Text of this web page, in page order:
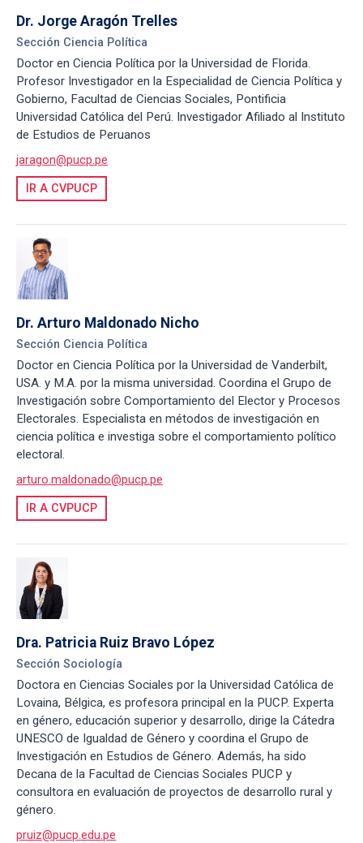
Dr. Jorge Aragón Trelles
Sección Ciencia Política
Doctor en Ciencia Política por la Universidad de Florida.
Profesor Investigador en la Especialidad de Ciencia Política y
Gobierno, Facultad de Ciencias Sociales, Pontificia
Universidad Católica del Perú. Investigador Afiliado al Instituto
de Estudios de Peruanos
jaragon@pucp.pe
IR A CVPUCP
Dr. Arturo Maldonado Nicho
Sección Ciencia Política
Doctor en Ciencia Política por la Universidad de Vanderbilt,
USA. y M.A. por la misma universidad. Coordina el Grupo de
Investigación sobre Comportamiento del Elector y Procesos
Electorales. Especialista en métodos de investigación en
ciencia política e investiga sobre el comportamiento político
electoral.
arturo.maldonado@pucp.pe
IR A CVPUCP
Dra. Patricia Ruiz Bravo López
Sección Sociología
Doctora en Ciencias Sociales por la Universidad Católica de
Lovaina, Bélgica, es profesora principal en la PUCP. Experta
en género, educación superior y desarrollo, dirige la Cátedra
UNESCO de Igualdad de Género y coordina el Grupo de
Investigación en Estudios de Género. Además, ha sido
Decana de la Facultad de Ciencias Sociales PUCP y
consultora en evaluación de proyectos de desarrollo rural y
género.
pruiz@pucp.edu.pe